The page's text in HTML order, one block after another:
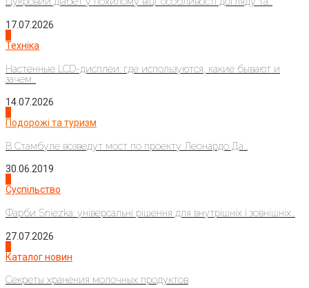
17.07.2026
Техніка
Настенные LCD-дисплеи: где используются, какие бывают и
зачем...
14.07.2026
Подорожі та туризм
В Стамбуле возведут мост по проекту Леонардо Да...
30.06.2019
Суспільство
Фарби Sniezka: універсальні рішення для внутрішніх і зовнішніх...
27.07.2026
Каталог новин
Секреты хранения молочных продуктов